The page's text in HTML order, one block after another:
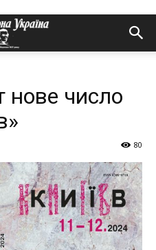
нове число
80